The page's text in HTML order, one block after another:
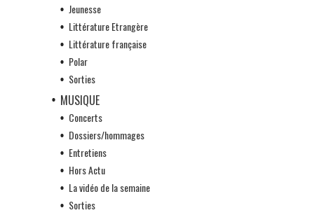
Jeunesse
Littérature Etrangère
Littérature française
Polar
Sorties
MUSIQUE
Concerts
Dossiers/hommages
Entretiens
Hors Actu
La vidéo de la semaine
Sorties